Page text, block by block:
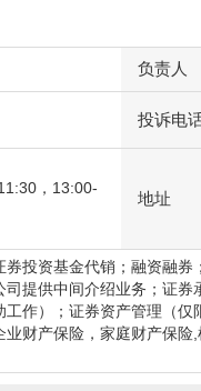
负责人
投诉电
，13:00-
地址
投资基金代销；融资融
提供中间介绍业务；证
作）；证券资产管理（
财产保险，家庭财产保